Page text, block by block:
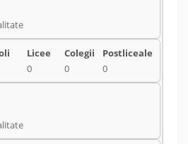
0 0 0